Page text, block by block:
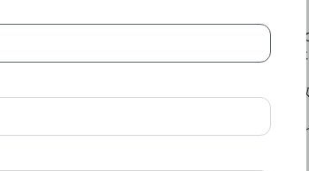
力プロダクト「Yoom」**: SaaS連携データベースとし
ル対応、請求書処理、日報作成などの業務を自動化。
績**: 国内利用社数20,000社超、直近成長率300%以
み**: すべての自動化技術を1プラットフォームで完結